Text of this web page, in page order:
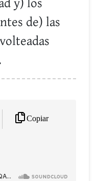
y) los
de) las
Copiar